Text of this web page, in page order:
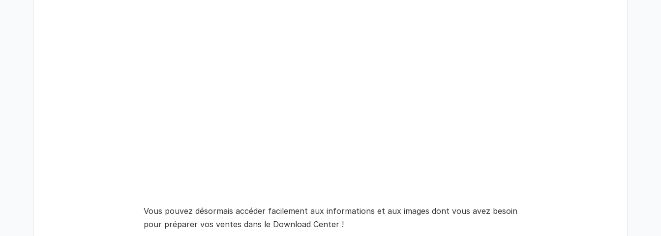
Vous pouvez désormais accéder facilement aux informations et aux images dont vous avez besoin
pour préparer vos ventes dans le Download Center !